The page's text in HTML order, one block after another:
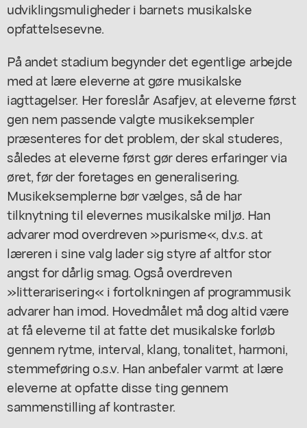
udviklingsmuligheder i barnets musikalske
opfattelsesevne.
På andet stadium begynder det egentlige arbejde
med at lære eleverne at gøre musikalske
iagttagelser. Her foreslår Asafjev, at eleverne først
gen nem passende valgte musikeksempler
præsenteres for det problem, der skal studeres,
således at eleverne først gør deres erfaringer via
øret, før der foretages en generalisering.
Musikeksemplerne bør vælges, så de har
tilknytning til elevernes musikalske miljø. Han
advarer mod overdreven »purisme«, d.v.s. at
læreren i sine valg lader sig styre af altfor stor
angst for dårlig smag. Også overdreven
»litterarisering« i fortolkningen af programmusik
advarer han imod. Hovedmålet må dog altid være
at få eleverne til at fatte det musikalske forløb
gennem rytme, interval, klang, tonalitet, harmoni,
stemmeføring o.s.v. Han anbefaler varmt at lære
eleverne at opfatte disse ting gennem
sammenstilling af kontraster.